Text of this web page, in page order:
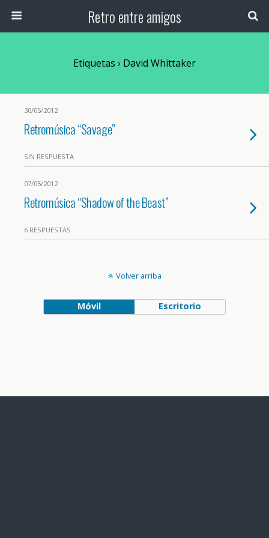
Retro entre amigos
Etiquetas › David Whittaker
30/05/2012
Retromúsica “Savage”
SIN RESPUESTA
07/05/2012
Retromúsica “Shadow of the Beast”
6 RESPUESTAS
Volver arriba
Móvil Escritorio